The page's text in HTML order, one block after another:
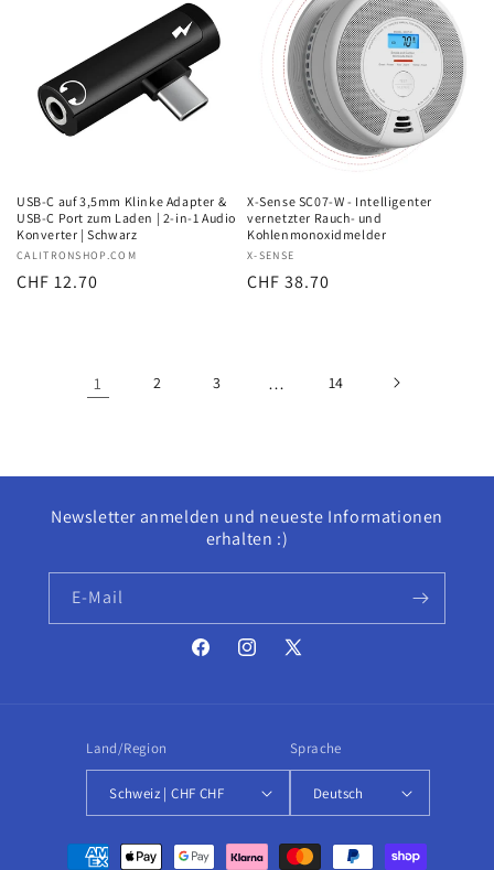
USB-C auf 3,5mm Klinke Adapter &
USB-C Port zum Laden | 2-in-1 Audio
Konverter | Schwarz
Anbieter:
CALITRONSHOP.COM
Normaler
CHF 12.70
X-Sense SC07-W - Intelligenter
vernetzter Rauch- und
Kohlenmonoxidmelder
Anbieter:
X-SENSE
Normaler
CHF 38.70
1 2 3 … 14
Newsletter anmelden und neueste Informationen
erhalten :)
E-Mail
FacebookInstagram
X
Land/Region
Schweiz | CHF CHF
Sprache
Deutsch
Zahlungsmethoden